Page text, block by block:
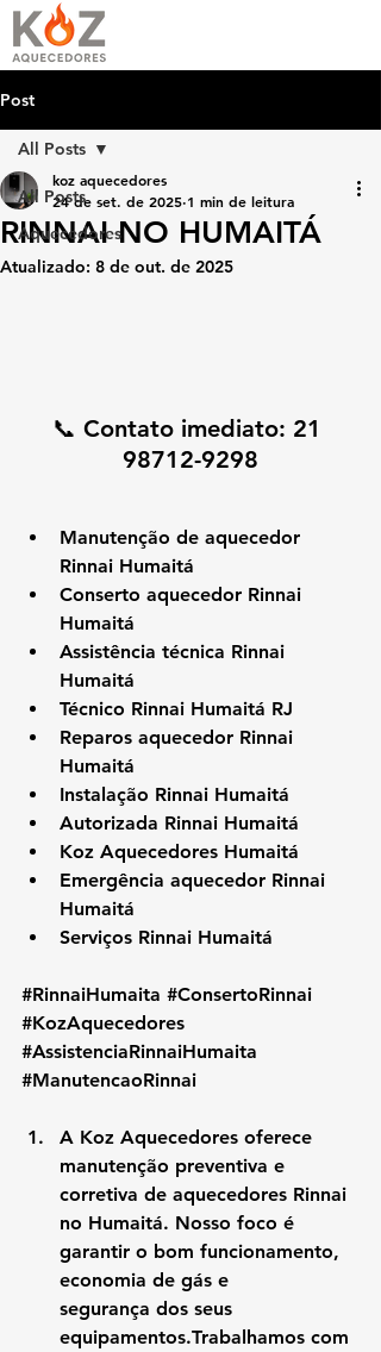
Post
All Posts
Aquecedores
All Posts
RINNAI NO HUMAITÁ
koz aquecedores
24 de set. de 2025 1 min de leitura
Atualizado: 8 de out. de 2025
📞 Contato imediato: 21
98712-9298
Manutenção de aquecedor
Rinnai Humaitá
Conserto aquecedor Rinnai
Humaitá
Assistência técnica Rinnai
Humaitá
Técnico Rinnai Humaitá RJ
Reparos aquecedor Rinnai
Humaitá
Instalação Rinnai Humaitá
Autorizada Rinnai Humaitá
Koz Aquecedores Humaitá
Emergência aquecedor Rinnai
Humaitá
Serviços Rinnai Humaitá
#RinnaiHumaita #ConsertoRinnai
#KozAquecedores
#AssistenciaRinnaiHumaita
#ManutencaoRinnai
A Koz Aquecedores oferece
manutenção preventiva e
corretiva de aquecedores Rinnai
no Humaitá. Nosso foco é
garantir o bom funcionamento,
economia de gás e
segurança dos seus
equipamentos.Trabalhamos com